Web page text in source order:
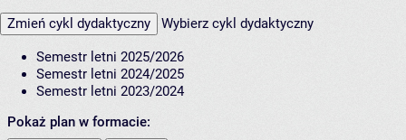
Zmień cykl dydaktyczny Wybierz cykl dydaktyczny
Semestr letni 2025/2026
Semestr letni 2024/2025
Semestr letni 2023/2024
Pokaż plan w formacie: